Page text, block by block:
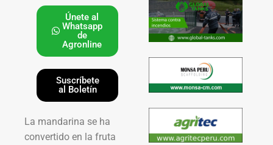
Únete al
Whatsapp
de
Agronline
Suscríbete
al Boletín
La mandarina se ha
convertido en la fruta